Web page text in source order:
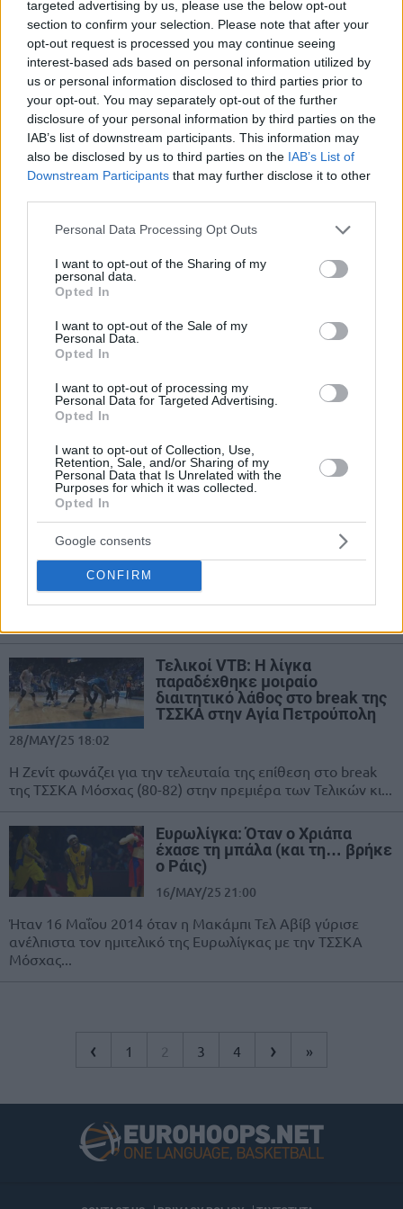
targeted advertising by us, please use the below opt-out
section to confirm your selection. Please note that after your
opt-out request is processed you may continue seeing
interest-based ads based on personal information utilized by
us or personal information disclosed to third parties prior to
your opt-out. You may separately opt-out of the further
disclosure of your personal information by third parties on the
IAB’s list of downstream participants. This information may
also be disclosed by us to third parties on the IAB’s List of
Downstream Participants that may further disclose it to other
Please note that this website/app uses one or more Google
not limited to your visit or usage behaviour. You may click to
grant or deny consent to Google and its third-party tags to
use your data for below specified purposes in below Google
consent section.
Personal Data Processing Opt Outs
I want to opt-out of the Sharing of my
personal data.
Opted In
I want to opt-out of the Sale of my
Personal Data.
Opted In
I want to opt-out of processing my
Personal Data for Targeted Advertising.
Opted In
I want to opt-out of Collection, Use,
Retention, Sale, and/or Sharing of my
Personal Data that Is Unrelated with the
Purposes for which it was collected.
Opted In
Google consents
CONFIRM
Πιστιόλης για τον τίτλο με την
ΤΣΣΚΑ: “Η ομάδα μας είναι
γεμάτη από πρωταθλητές”
10/JUN/25 11:51
Ο Έλληνας κόουτς της ΤΣΣΚΑ Μόσχας, Ανδρέας Πιστιόλης,
ευχαρίστησε δημόσια τους παίκτες του, για την κατάκτηση
του τροπαίου στη...
ΤΣΣΚΑ Μόσχας: Back to back
Τριμπλ
Η ΤΣΣΚΑ Μόσχας του Αντρέα Πιστιόλη διατήρησε τα
σκήπτρα στη VTB League.
ΤΣΣΚΑ Μόσχας: “Πάτησε” τη
03/JUN/25 20:52
League με αντίπαλο τη Ζενίτ.
Ζενίτ: Break στη Μόσχα με
01/JUN/25 16:11
Η Ζενίτ νίκησε την ΤΣΣΚΑ (83-91) στη Μόσχα και πήρε
Τελικοί VTB: Η λίγκα
παραδέχθηκε μοιραίο
διαιτητικό λάθος στο break της
ΤΣΣΚΑ στην Αγία Πετρούπολη
28/MAY/25 18:02
Η Ζενίτ φωνάζει για την τελευταία της επίθεση στο break
της ΤΣΣΚΑ Μόσχας (80-82) στην πρεμιέρα των Τελικών κι...
Ευρωλίγκα: Όταν ο Χριάπα
έχασε τη μπάλα (και τη… βρήκε
ο Ράις)
16/MAY/25 21:00
Ήταν 16 Μαΐου 2014 όταν η Μακάμπι Τελ Αβίβ γύρισε
ανέλπιστα τον ημιτελικό της Ευρωλίγκας με την ΤΣΣΚΑ
Μόσχας...
‹ 1 2 3 4 › »